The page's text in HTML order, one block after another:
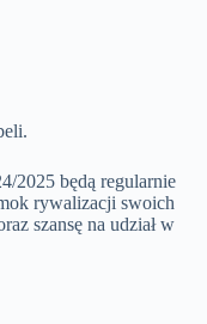
2025 będą regularnie
rywalizacji swoich
szansę na udział w